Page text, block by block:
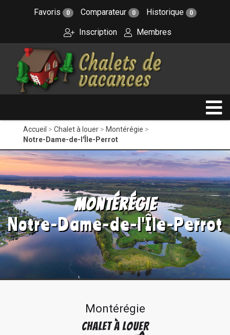
Favoris 0 Comparateur 0 Historique 0
Inscription Membres
Accueil Chalet à louer
Montérégie
Notre-Dame-de-l'Île-Perrot
Montérégie
Notre-Dame-de-l'Île-Perrot
Montérégie
CHALET À LOUER